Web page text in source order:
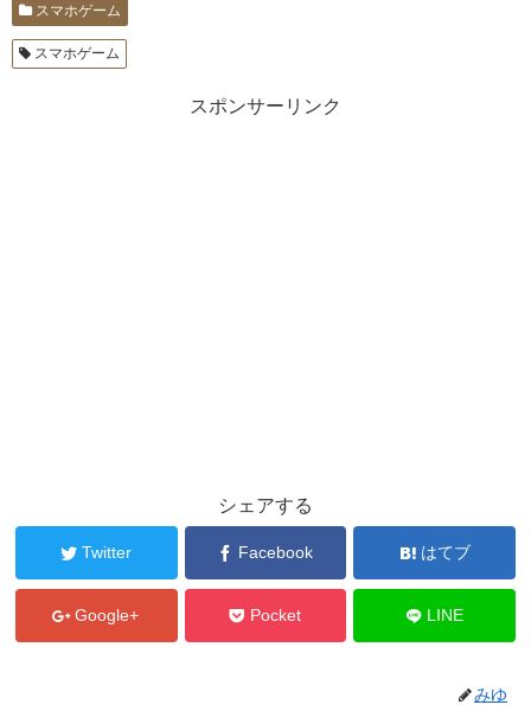
スマホゲーム
スマホゲーム
スポンサーリンク
シェアする
Twitter Facebook はてブ
Google+ Pocket LINE
みゆ